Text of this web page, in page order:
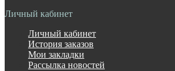
Личный кабинет
Личный кабинет
История заказов
Мои закладки
Рассылка новостей